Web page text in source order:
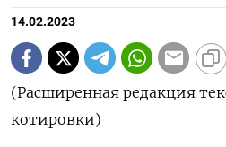
14.02.2023
(Расширенная редакция
котировки)